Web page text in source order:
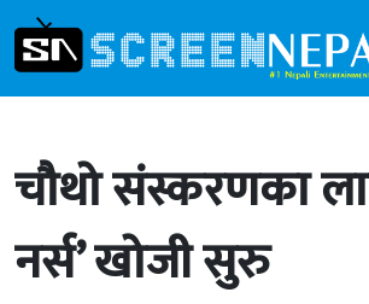
चौथो संस्करणका
नर्स’ खोजी सुरु